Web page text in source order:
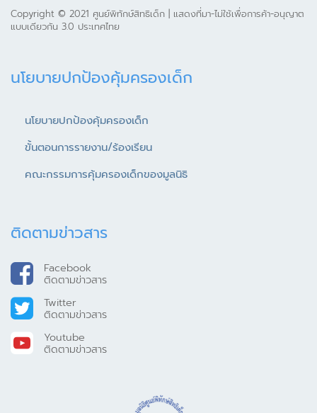
Copyright © 2021 ศูนย์พิทักษ์สิทธิเด็ก | แสดงที่มา-ไม่ใช้เพื่อการค้า-อนุญาต
แบบเดียวกัน 3.0 ประเทศไทย
นโยบายปกป้องคุ้มครองเด็ก
นโยบายปกป้องคุ้มครองเด็ก
ขั้นตอนการรายงาน/ร้องเรียน
คณะกรรมการคุ้มครองเด็กของมูลนิธิ
ติดตามข่าวสาร
Facebook
ติดตามข่าวสาร
Twitter
ติดตามข่าวสาร
Youtube
ติดตามข่าวสาร